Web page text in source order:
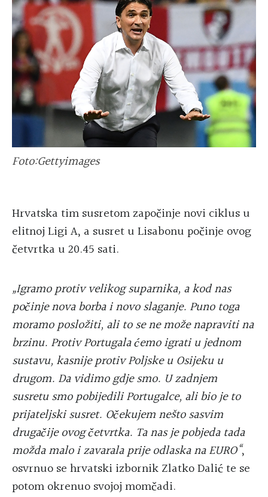
Foto:Gettyimages
Hrvatska tim susretom započinje novi ciklus u
elitnoj Ligi A, a susret u Lisabonu počinje ovog
četvrtka u 20.45 sati.
„Igramo protiv velikog suparnika, a kod nas
počinje nova borba i novo slaganje. Puno toga
moramo posložiti, ali to se ne može napraviti na
brzinu. Protiv Portugala ćemo igrati u jednom
sustavu, kasnije protiv Poljske u Osijeku u
drugom. Da vidimo gdje smo. U zadnjem
susretu smo pobijedili Portugalce, ali bio je to
prijateljski susret. Očekujem nešto sasvim
drugačije ovog četvrtka. Ta nas je pobjeda tada
možda malo i zavarala prije odlaska na EURO“,
osvrnuo se hrvatski izbornik Zlatko Dalić te se
potom okrenuo svojoj momčadi.